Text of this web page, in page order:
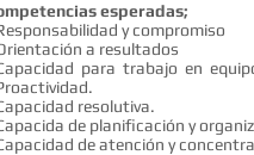
esperadas;
y compromiso
a resultados
para trabajo en
resolutiva.
de planificación y
de atención y